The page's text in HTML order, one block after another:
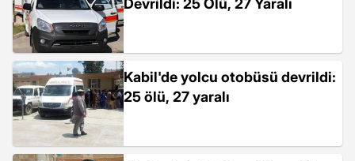
Devrildi: 25 Ölü, 27 Yaralı
Kabil'de yolcu otobüsü devrildi:
25 ölü, 27 yaralı